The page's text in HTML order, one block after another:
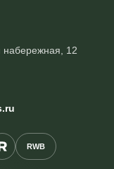
набережная, 12
RWB